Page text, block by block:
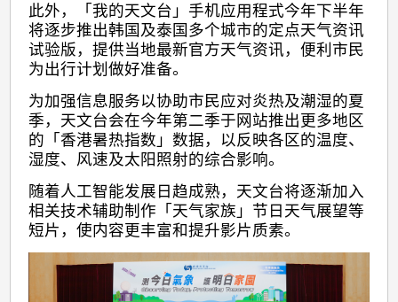
此外，「我的天文台」手机应用程式今年下半年
将逐步推出韩国及泰国多个城市的定点天气资讯
试验版，提供当地最新官方天气资讯，便利市民
为出行计划做好准备。
为加强信息服务以协助市民应对炎热及潮湿的夏
季，天文台会在今年第二季于网站推出更多地区
的「香港暑热指数」数据，以反映各区的温度、
湿度、风速及太阳照射的综合影响。
随着人工智能发展日趋成熟，天文台将逐渐加入
相关技术辅助制作「天气家族」节日天气展望等
短片，使内容更丰富和提升影片质素。